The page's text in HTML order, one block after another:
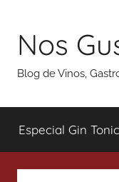
contenido
Nos
Blog de Vinos,
Especial Gin